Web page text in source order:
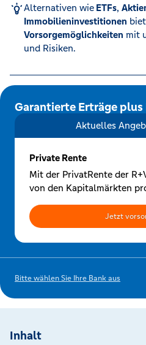
Alternativen wieETFs,
Immobilieninvestitionen
Vorsorgemöglichkeiten mit
und Risiken.
Garantierte Erträge plus
Aktuelles
Private Rente
Mit der PrivatRente der
von den Kapitalmärkten
Jetzt
Bitte wählen Sie Ihre Bank aus
Inhalt